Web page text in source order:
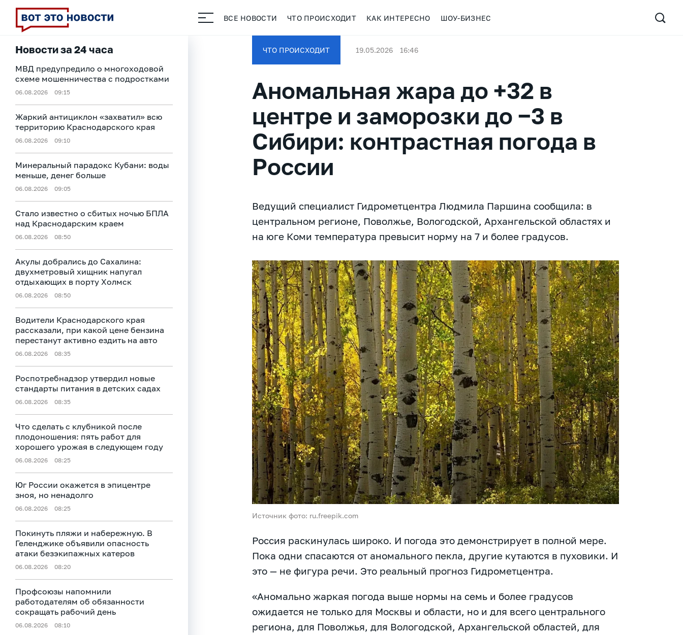
ВСЕ НОВОСТИ ЧТО ПРОИСХОДИТ КАК ИНТЕРЕСНО ШОУ-БИЗНЕС
Новости за 24 часа
МВД предупредило о многоходовой
схеме мошенничества с подростками
06.08.2026 09:15
Жаркий антициклон «захватил» всю
территорию Краснодарского края
06.08.2026 09:10
Минеральный парадокс Кубани: воды
меньше, денег больше
06.08.2026 09:05
Стало известно о сбитых ночью БПЛА
над Краснодарским краем
06.08.2026 08:50
Акулы добрались до Сахалина:
двухметровый хищник напугал
отдыхающих в порту Холмск
06.08.2026 08:50
Водители Краснодарского края
рассказали, при какой цене бензина
перестанут активно ездить на авто
06.08.2026 08:35
Роспотребнадзор утвердил новые
стандарты питания в детских садах
06.08.2026 08:35
Что сделать с клубникой после
плодоношения: пять работ для
хорошего урожая в следующем году
06.08.2026 08:25
Юг России окажется в эпицентре
зноя, но ненадолго
06.08.2026 08:25
Покинуть пляжи и набережную. В
Геленджике объявили опасность
атаки безэкипажных катеров
06.08.2026 08:20
Профсоюзы напомнили
работодателям об обязанности
сокращать рабочий день
06.08.2026 08:10
ЧТО ПРОИСХОДИТ 19.05.2026 16:46
Аномальная жара до +32 в
центре и заморозки до −3 в
Сибири: контрастная погода в
России
Ведущий специалист Гидрометцентра Людмила Паршина сообщила: в
центральном регионе, Поволжье, Вологодской, Архангельской областях и
на юге Коми температура превысит норму на 7 и более градусов.
Источник фото: ru.freepik.com
Россия раскинулась широко. И погода это демонстрирует в полной мере.
Пока одни спасаются от аномального пекла, другие кутаются в пуховики. И
это — не фигура речи. Это реальный прогноз Гидрометцентра.
«Аномально жаркая погода выше нормы на семь и более градусов
ожидается не только для Москвы и области, но и для всего центрального
региона, для Поволжья, для Вологодской, Архангельской областей, для